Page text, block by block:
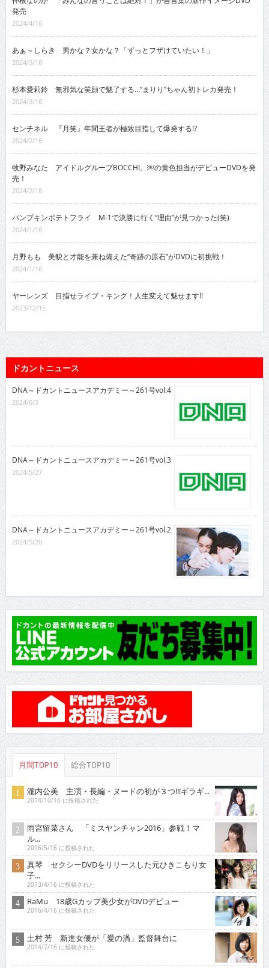
発売
2024/4/16
あぁ～しらき 男かな？女かな？「ずっとフザけていたい！」
2024/3/16
杉本愛莉鈴 無邪気な笑顔で魅了する…“まりり”ちゃん初トレカ発売！
2024/3/16
センチネル 『月笑』年間王者が極致目指して爆発する!?
2024/2/16
牧野みなた アイドルグループBOCCHI。￼の黄色担当がデビューDVDを発
売！
2024/2/16
パンプキンポテトフライ M-1で決勝に行く“理由”が見つかった(笑)
2024/1/16
月野もも 美貌と才能を兼ね備えた“奇跡の原石”がDVDに初挑戦！
2024/1/16
ヤーレンズ 目指せライブ・キング！人生変えて魅せます!!
2023/12/15
ドカントニュース
DNA～ドカントニュースアカデミー～261号vol.4
2024/6/3
DNA～ドカントニュースアカデミー～261号vol.3
2024/5/27
DNA～ドカントニュースアカデミー～261号vol.2
2024/5/20
月間TOP10 総合TOP10
瀧内公美 主演・長編・ヌードの初が３つ!!!ギラギ...
2014/10/16 に投稿された
雨宮留菜さん 「ミスヤンチャン2016」参戦！マ
ル...
2016/5/16 に投稿された
真琴 セクシーDVDをリリースした元ひきこもり女
子...
2013/4/16 に投稿された
RaMu 18歳Gカップ美少女がDVDデビュー
2016/4/16 に投稿された
土村 芳 新進女優が「愛の渦」監督舞台に
2014/7/16 に投稿された